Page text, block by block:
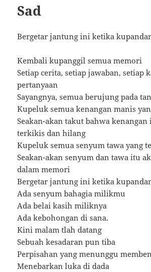
Sad
Bergetar jantung ini ketika
Kembali kupanggil semua memori
Setiap cerita, setiap jawaban, setiap
pertanyaan
Sayangnya, semua berujung pada
Kupeluk semua kenangan manis
Seakan-akan takut bahwa kenangan
terkikis dan hilang
Kupeluk semua senyum tawa yang
Seakan-akan senyum dan tawa itu
dalam memori
Bergetar jantung ini ketika
Ada senyum bahagia milikmu
Ada belai kasih miliknya
Ada kebohongan di sana.
Kini malam tlah datang
Sebuah kesadaran pun tiba
Perpisahan yang menunggu
Menebarkan luka di dada